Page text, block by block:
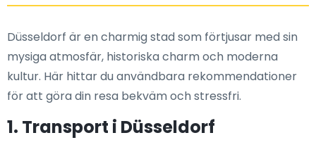
Düsseldorf är en charmig stad som förtjusar med sin
mysiga atmosfär, historiska charm och moderna
kultur. Här hittar du användbara rekommendationer
för att göra din resa bekväm och stressfri.
1. Transport i Düsseldorf